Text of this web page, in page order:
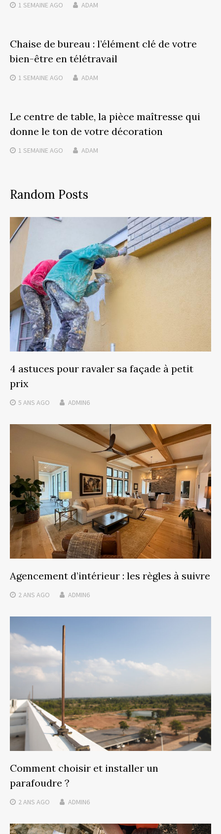
1 SEMAINE AGO ADAM
Chaise de bureau : l’élément clé de votre
bien-être en télétravail
1 SEMAINE AGO ADAM
Le centre de table, la pièce maîtresse qui
donne le ton de votre décoration
1 SEMAINE AGO ADAM
Random Posts
4 astuces pour ravaler sa façade à petit
prix
5 ANS AGO ADMIN6
Agencement d’intérieur : les règles à suivre
2 ANS AGO ADMIN6
Comment choisir et installer un
parafoudre ?
2 ANS AGO ADMIN6